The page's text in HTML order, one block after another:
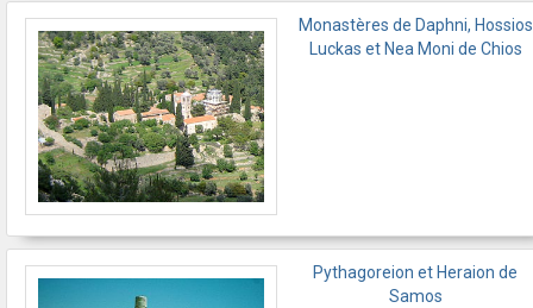
Monastères de Daphni, Hossios
Luckas et Nea Moni de Chios
Pythagoreion et Heraion de
Samos